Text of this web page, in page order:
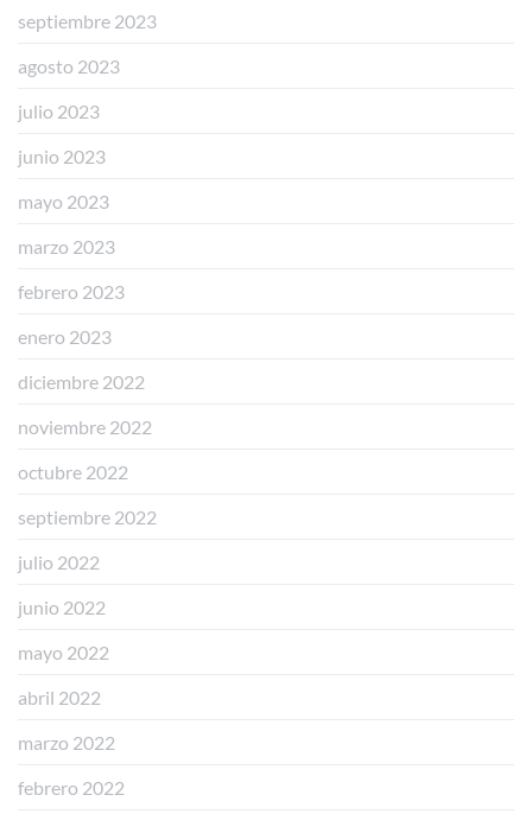
septiembre 2023
agosto 2023
julio 2023
junio 2023
mayo 2023
marzo 2023
febrero 2023
enero 2023
diciembre 2022
noviembre 2022
octubre 2022
septiembre 2022
julio 2022
junio 2022
mayo 2022
abril 2022
marzo 2022
febrero 2022